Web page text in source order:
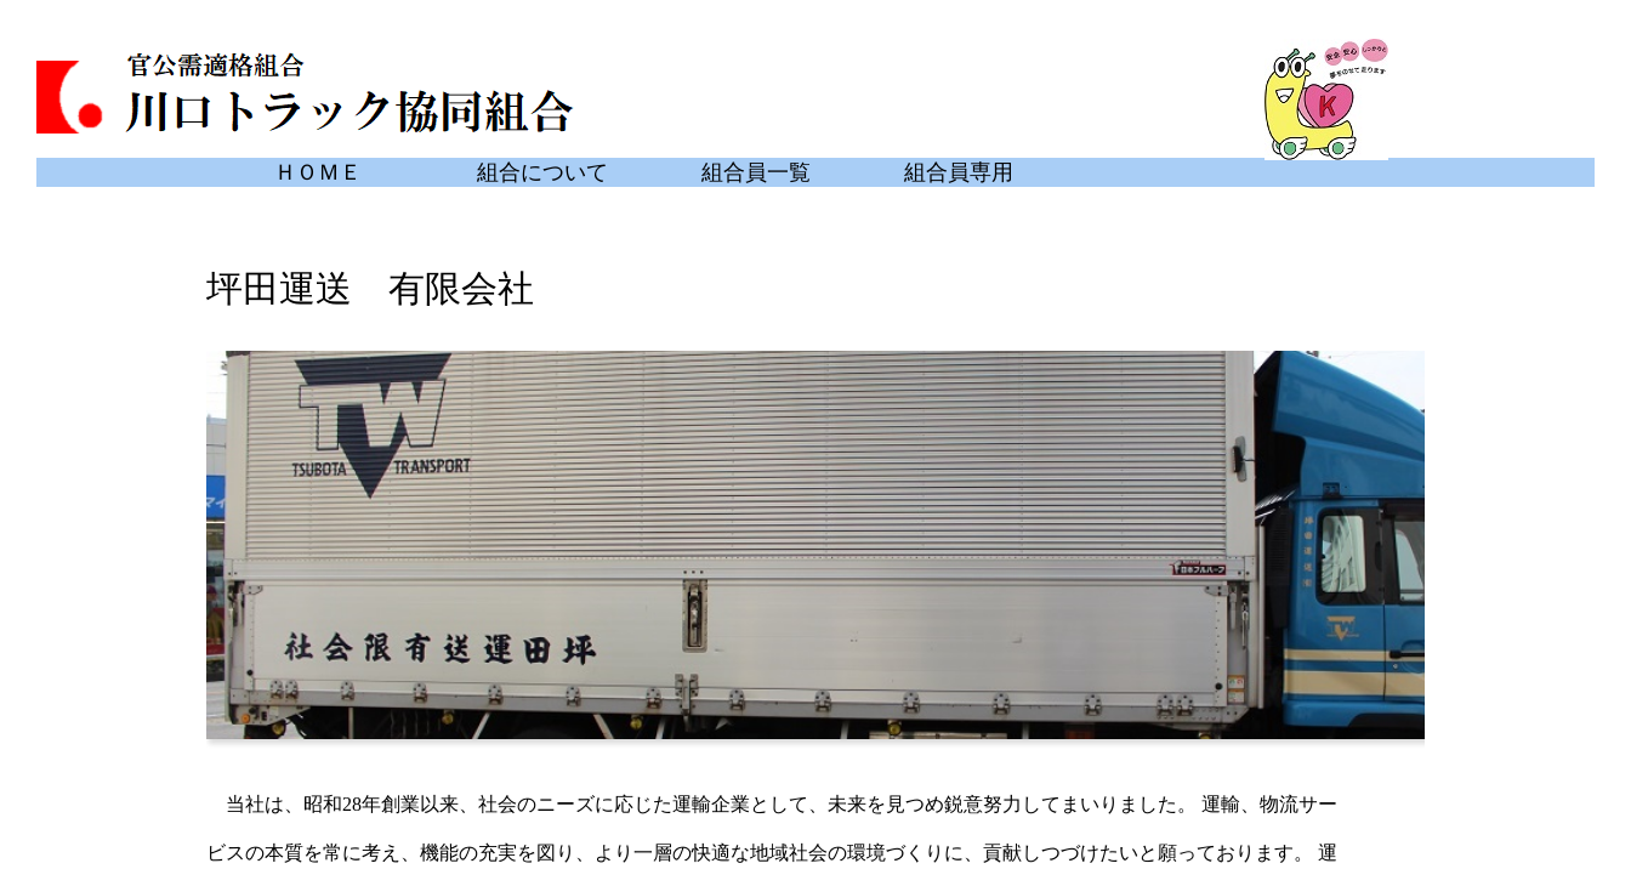
ＨＯＭＥ 組合について 組合員一覧 組合員専用
坪田運送 有限会社
当社は、昭和28年創業以来、社会のニーズに応じた運輸企業として、未来を見つめ鋭意努力してまいりました。 運輸、物流サー
ビスの本質を常に考え、機能の充実を図り、より一層の快適な地域社会の環境づくりに、貢献しつづけたいと願っております。 運